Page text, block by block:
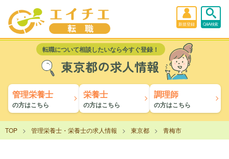
新規登録 Q&A検索
転職について相談したいなら今すぐ登録！
東京都の求人情報
管理栄養士
の方はこちら
栄養士
の方はこちら
調理師
の方はこちら
TOP 管理栄養士・栄養士の求人情報 東京都 青梅市